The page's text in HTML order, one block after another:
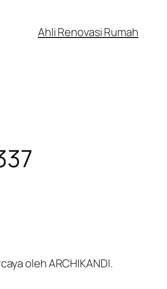
Ahli Renovasi Rumah
oleh ARCHIKANDI.